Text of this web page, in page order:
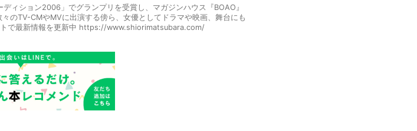
ィション2006」でグランプリを受賞し、マガジンハウス『BOAO』
のTV-CMやMVに出演する傍ら、女優としてドラマや映画、舞台にも
で最新情報を更新中 https://www.shiorimatsubara.com/